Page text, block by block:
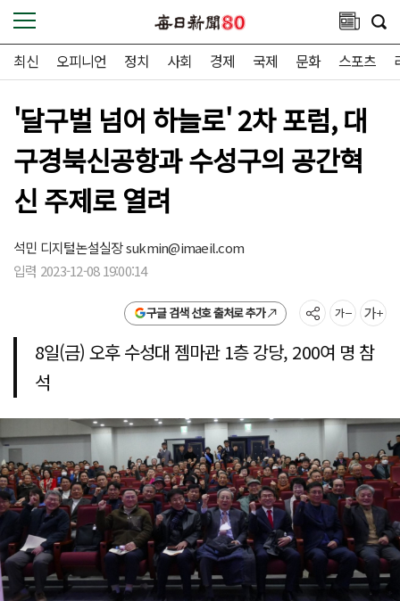
최신 오피니언 정치 사회 경제 국제 문화 스포츠
'달구벌 넘어 하늘로' 2차 포럼, 대
구경북신공항과 수성구의 공간혁
신 주제로 열려
석민 디지털논설실장sukmin@imaeil.com
입력 2023-12-08 19:00:14
구글 검색 선호 출처로 추가
8일(금) 오후 수성대 젬마관 1층 강당, 200여 명 참
석